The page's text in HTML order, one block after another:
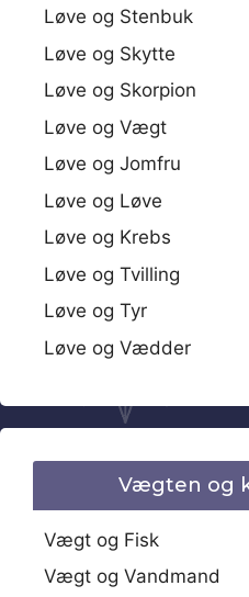
Løve og Stenbuk
Løve og Skytte
Løve og Skorpion
Løve og Vægt
Løve og Jomfru
Løve og Løve
Løve og Krebs
Løve og Tvilling
Løve og Tyr
Løve og Vædder
Vægten og
Vægt og Fisk
Vægt og Vandmand